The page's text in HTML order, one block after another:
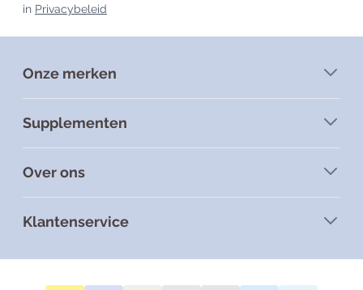
in Privacybeleid
Onze merken
Supplementen
Over ons
Klantenservice